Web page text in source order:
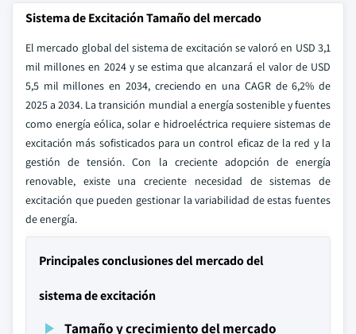
Sistema de Excitación Tamaño del mercado
El mercado global del sistema de excitación se valoró en USD 3,1
mil millones en 2024 y se estima que alcanzará el valor de USD
5,5 mil millones en 2034, creciendo en una CAGR de 6,2% de
2025 a 2034. La transición mundial a energía sostenible y fuentes
como energía eólica, solar e hidroeléctrica requiere sistemas de
excitación más sofisticados para un control eficaz de la red y la
gestión de tensión. Con la creciente adopción de energía
renovable, existe una creciente necesidad de sistemas de
excitación que pueden gestionar la variabilidad de estas fuentes
de energía.
Principales conclusiones del mercado del
sistema de excitación
Tamaño y crecimiento del mercado